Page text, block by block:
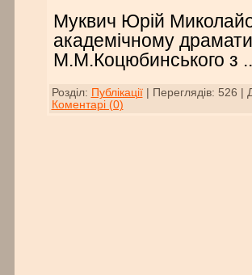
Муквич Юрій
академічному
М.М.Коцюбинського з
Розділ: Публікації| Переглядів: 526
Коментарі (0)